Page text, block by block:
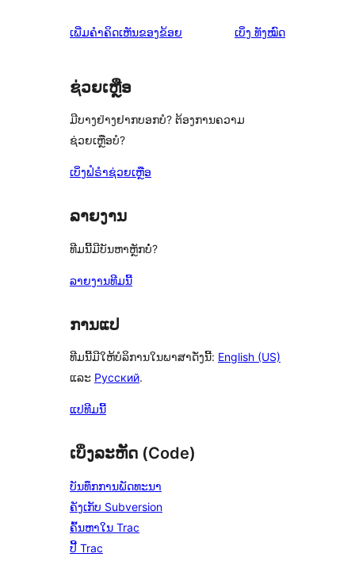
ເພີ່ມຄຳຄິດເຫັນຂອງຂ້ອຍ ເບິ່ງ ຄຳ
ທັງໝົດ
ຊ່ວຍເຫຼືອ
ມີບາງຢ່າງຢາກບອກບໍ? ຕ້ອງການຄວາມ
ຊ່ວຍເຫຼືອບໍ?
ເບິ່ງຟໍຣຳຊ່ວຍເຫຼືອ
ລາຍງານ
ທີມນີ້ມີບັນຫາຫຼັກບໍ່?
ລາຍງານທີມນີ້
ການແປ
ທີມນີ້ມີໃຫ້ບໍລິການໃນພາສາດັ່ງນີ້: English (US)
ແລະ Русский.
ແປທີມນີ້
ເບິ່ງລະຫັດ (Code)
ບັນທຶກການພັດທະນາ
ຄັງເກັບ Subversion
ຄົ້ນຫາໃນ Trac
ປີ້ Trac